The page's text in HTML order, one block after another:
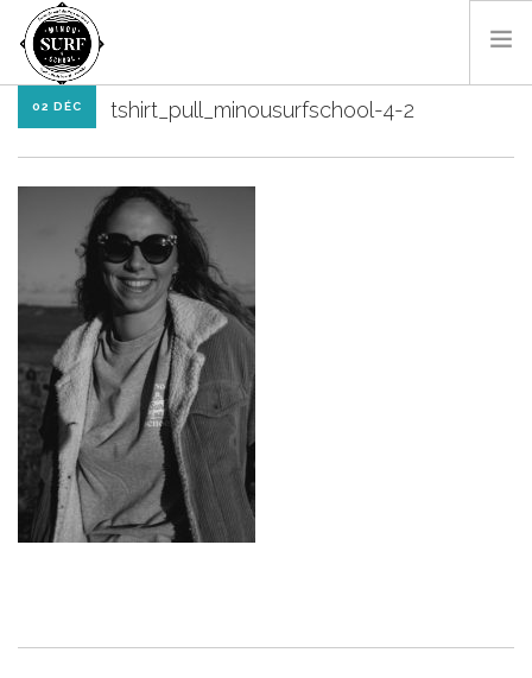
SURF & BODYBOARD
PADDLE
LES MONITEURS
LOCATIONS
CONTACT
RÉSA EN LIGNE
02 DÉC tshirt_pull_minousurfschool-4-2